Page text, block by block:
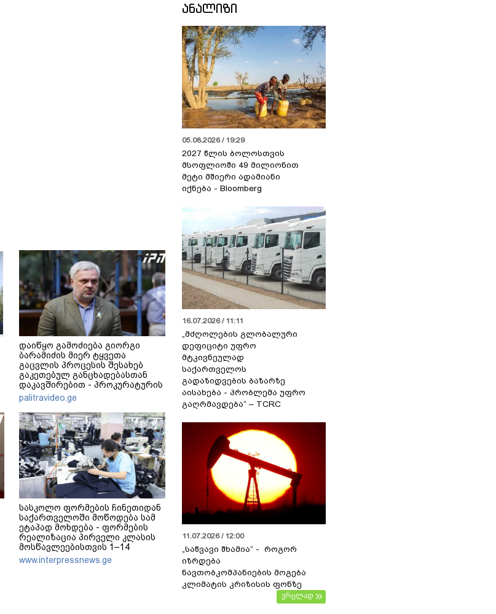
დაიწყო გამოძიება გიორგი
ბარამიძის მიერ ტყვეთა
გაცვლის პროცესის შესახებ
გაკეთებულ განცხადებასთან
დაკავშირებით - პროკურატურის
განცხადება
palitravideo.ge
სასკოლო ფორმების ჩინეთიდან
საქართველოში მოწოდება სამ
ეტაპად მოხდება - ფორმების
რეალიზაცია პირველი კლასის
მოსწავლეებისთვის 1–14
სექტემბრის პერიოდში, ხოლო
მეორე და მესამე ეტაპებზე -
www.interpressnews.ge
ᲐᲜᲐᲚᲘᲖᲘ
05.08.2026 / 19:29
2027 წლის ბოლოსთვის
მსოფლიოში 49 მილიონით
მეტი მშიერი ადამიანი
იქნება - Bloomberg
16.07.2026 / 11:11
„მძღოლების გლობალური
დეფიციტი უფრო
მტკივნეულად
საქართველოს
გადაზიდვების ბაზარზე
აისახება - პრობლემა უფრო
გაღრმავდება“ – TCRC
11.07.2026 / 12:00
„საწვავი შხამია“ - როგორ
იზრდება
ნავთობკომპანიების მოგება
კლიმატის კრიზისის ფონზე
ვრცლად